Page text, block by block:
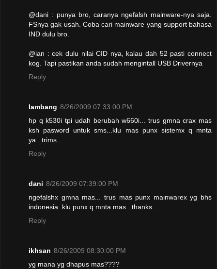
@dani : punya bro, caranya ngefalsh mainware-nya saja.
FSnya gak usah. Coba cari mainware yang support bahasa
IND dulu bro.
@ian : cek dulu nilai CID nya, kalau dah 52 pasti connect
kog. Tapi pastikan anda sudah mengintall USB Drivernya
Reply
lambang 8/26/2009 07:33:00 PM
hp q k530i tpi udah berubah w660i... trus gmna crax mas
ksh pasword untuk sms...klu mas punx sistemx q mnta
ya...trims...
Reply
dani 8/26/2009 07:39:00 PM
ngefalshx gmna mas... trus mas punx mainwarex yg bhs
indonesia..klu punx q mnta mas...thanks...
Reply
ikhsan 8/26/2009 08:30:00 PM
yg mana yg dhapus mas????